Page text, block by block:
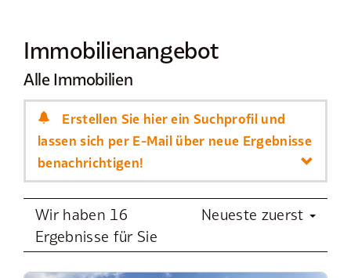
Immobilien­angebot
Alle Immobilien
Erstellen Sie hier ein Suchprofil und
lassen sich per E-Mail über neue Ergebnisse
benachrichtigen!
Wir haben 16
Ergebnisse für Sie
Neueste zuerst